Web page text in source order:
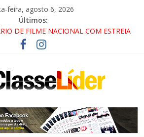
feira, agosto 6, 2026
Últimos:
DE FILME NACIONAL COM ESTREIA
NA DUTRA SERÁ BLOQUEADO NO FIM
E QUELUZ NA RETA FINAL
COLA!